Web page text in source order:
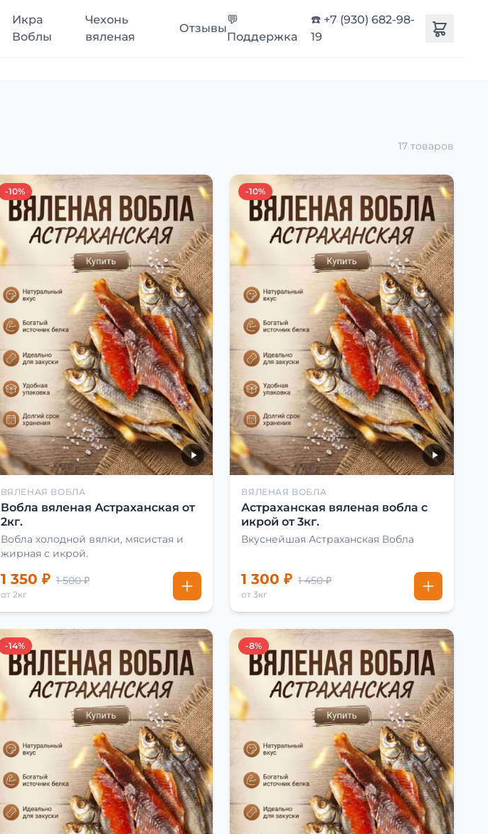
Икра
Воблы
Чехонь
вяленая
Отзывы
💬
Поддержка
☎️ +7 (930) 682-98-
19
17 товаров
-10%
ВЯЛЕНАЯ ВОБЛА
Вобла вяленая Астраханская от
2кг.
Вобла холодной вялки, мясистая и
жирная с икрой.
1 350 ₽ 1 500 ₽
от 2кг
-10%
ВЯЛЕНАЯ ВОБЛА
Астраханская вяленая вобла с
икрой от 3кг.
Вкуснейшая Астраханская Вобла
1 300 ₽ 1 450 ₽
от 3кг
-14% -8%